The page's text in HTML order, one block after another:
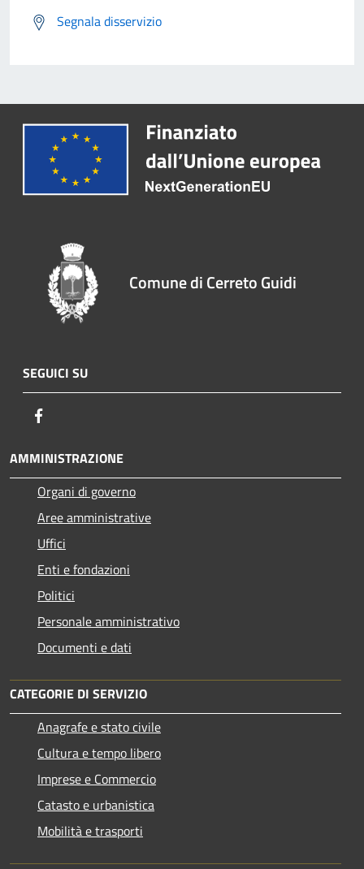
Segnala disservizio
Comune di Cerreto Guidi
SEGUICI SU
AMMINISTRAZIONE
Organi di governo
Aree amministrative
Uffici
Enti e fondazioni
Politici
Personale amministrativo
Documenti e dati
CATEGORIE DI SERVIZIO
Anagrafe e stato civile
Cultura e tempo libero
Imprese e Commercio
Catasto e urbanistica
Mobilità e trasporti